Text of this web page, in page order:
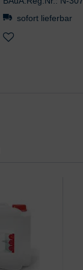
sofort lieferbar